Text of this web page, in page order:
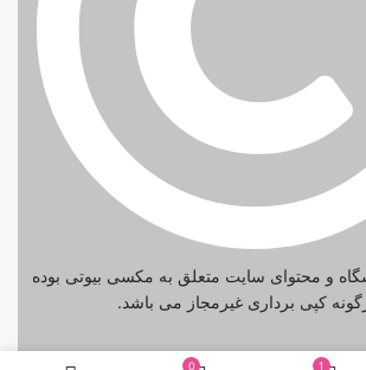
و محتوای سایت متعلق به مکسی بیوتی بوده
کپی برداری غیرمجاز می باشد.
1
0